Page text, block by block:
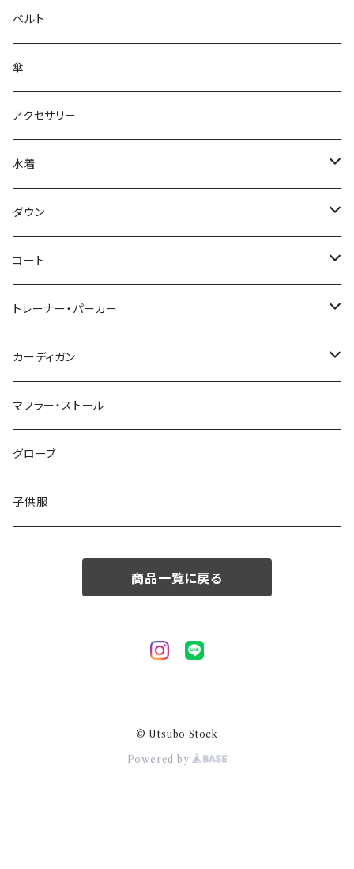
ベルト
傘
アクセサリー
水着
～44/S
46/M
48/L
50/XL～
ダウン
～44/S
46/M
48/L
50/XL～
コート
～44/S
46/M
48/L
50/XL～
トレーナー・パーカー
～44/S
46/M
48/L
50/XL～
カーディガン
～44/S
46/M
48/L
マフラー・ストール
グローブ
子供服
商品一覧に戻る
© Utsubo Stock
Powered by